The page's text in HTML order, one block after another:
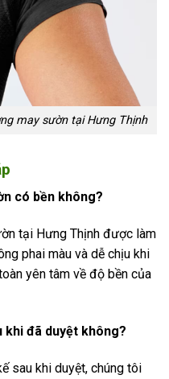
may sườn tại Hưng Thịnh
có bền không?
tại Hưng Thịnh được làm
phai màu và dễ chịu khi
yên tâm về độ bền của
khi đã duyệt không?
sau khi duyệt, chúng tôi